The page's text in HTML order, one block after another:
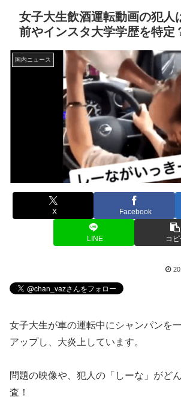
女子大生飲酒運転動画の犯人
前やインスタ大学学歴を特定
国内ニュース
X Facebook
LINE コピ
女子大生が車の運転中にシャンパンを
アップし、大炎上しています。
問題の映像や、犯人の「しーな」がど
査！